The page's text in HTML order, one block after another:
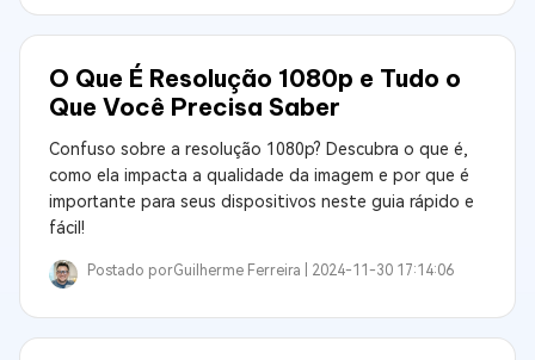
O Que É Resolução 1080p e Tudo o
Que Você Precisa Saber
Confuso sobre a resolução 1080p? Descubra o que é,
como ela impacta a qualidade da imagem e por que é
importante para seus dispositivos neste guia rápido e
fácil!
Postado porGuilherme Ferreira | 2024-11-30 17:14:06